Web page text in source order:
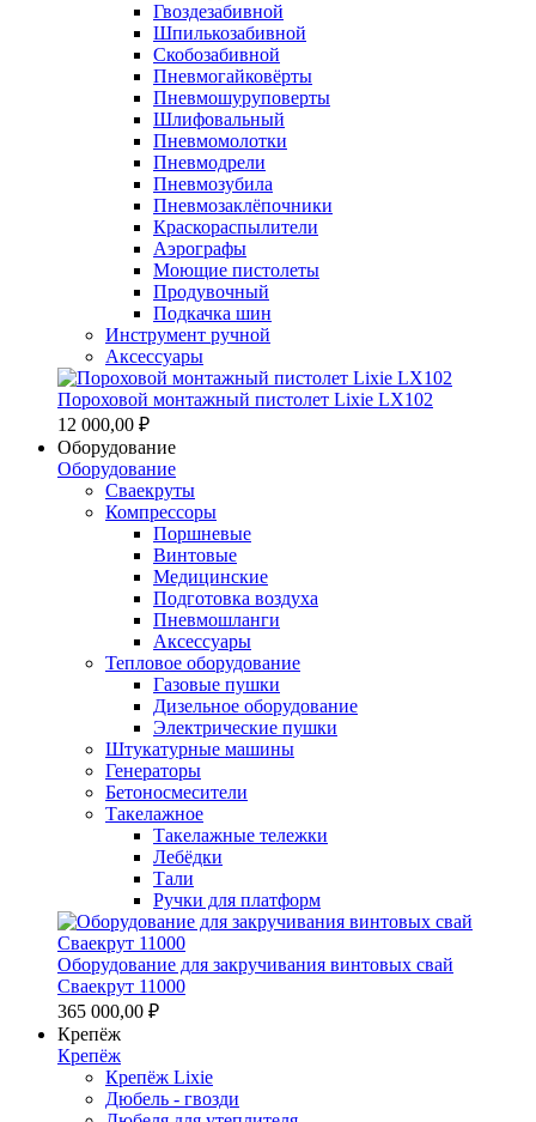
Гвоздезабивной
Шпилькозабивной
Скобозабивной
Пневмогайковёрты
Пневмошуруповерты
Шлифовальный
Пневмомолотки
Пневмодрели
Пневмозубила
Пневмозаклёпочники
Краскораспылители
Аэрографы
Моющие пистолеты
Продувочный
Подкачка шин
Инструмент ручной
Аксессуары
Пороховой монтажный пистолет Lixie LX102
12 000,00 ₽
Оборудование
Оборудование
Сваекруты
Компрессоры
Поршневые
Винтовые
Медицинские
Подготовка воздуха
Пневмошланги
Аксессуары
Тепловое оборудование
Газовые пушки
Дизельное оборудование
Электрические пушки
Штукатурные машины
Генераторы
Бетоносмесители
Такелажное
Такелажные тележки
Лебёдки
Тали
Ручки для платформ
Оборудование для закручивания винтовых свай
Сваекрут 11000
365 000,00 ₽
Крепёж
Крепёж
Крепёж Lixie
Дюбель - гвозди